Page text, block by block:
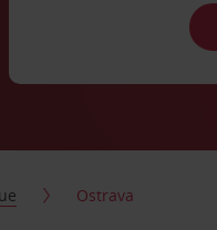
Ostrava